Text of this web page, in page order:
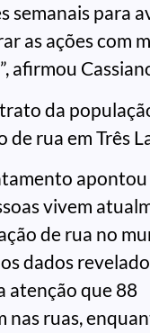
semanais para
as ações com
afirmou
da
de rua em Três
vivem
de rua no
dados
atenção que 88
nas ruas,